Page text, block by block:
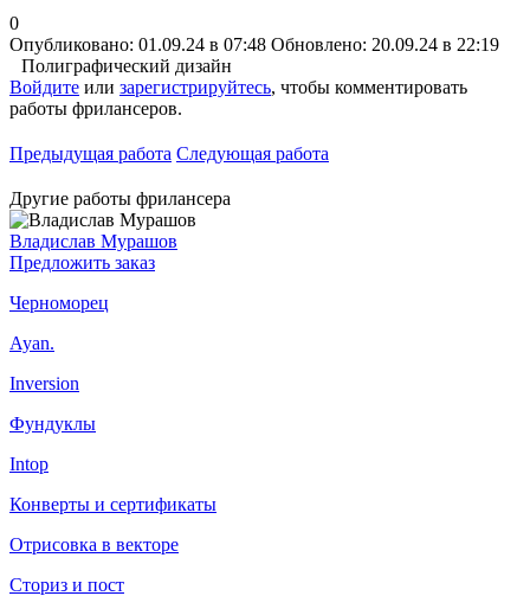
0
Опубликовано: 01.09.24 в 07:48 Обновлено: 20.09.24 в 22:19
Полиграфический дизайн
Войдите или зарегистрируйтесь, чтобы комментировать
работы фрилансеров.
Предыдущая работа Следующая работа
Другие работы фрилансера
Владислав Мурашов
Предложить заказ
Черноморец
Ayan.
Inversion
Фундуклы
Intop
Конверты и сертификаты
Отрисовка в векторе
Сториз и пост